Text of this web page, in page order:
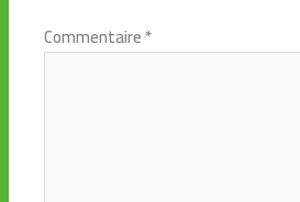
Commentaire*